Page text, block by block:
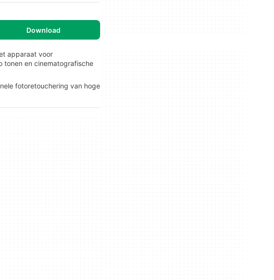
Download
apparaat voor
tonen en cinematografische
fotoretouchering van hoge